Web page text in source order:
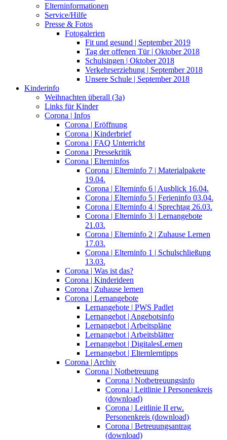
Elterninformationen
Service/Hilfe
Presse & Fotos
Fotogalerien
Fit und gesund | September 2019
Tag der offenen Tür | Oktober 2018
Schulsingen | Oktober 2018
Verkehrserziehung | September 2018
Unsere Schule | September 2018
Kinderinfo
Weihnachten überall (3a)
Links für Kinder
Corona | Infos
Corona | Eröffnung
Corona | Kinderbrief
Corona | FAQ Unterricht
Corona | Pressekritik
Corona | Elterninfos
Corona | Elterninfo 7 | Materialpakete
19.04.
Corona | Elterninfo 6 | Ausblick 16.04.
Corona | Elterninfo 5 | Ferieninfo 03.04.
Corona | Elterninfo 4 | Sprechtag 26.03.
Corona | Elterninfo 3 | Lernangebote
21.03.
Corona | Elterninfo 2 | Zuhause Lernen
17.03.
Corona | Elterninfo 1 | Schulschließung
13.03.
Corona | Was ist das?
Corona | Kinderideen
Corona | Zuhause lernen
Corona | Lernangebote
Lernangebote | PWS Padlet
Lernangebot | Angebotsinfo
Lernangebot | Arbeitspläne
Lernangebot | Arbeitsblätter
Lernangebot | DigitalesLernen
Lernangebot | Elternlerntipps
Corona | Archiv
Corona | Notbetreuung
Corona | Notbetreuungsinfo
Corona | Leitlinie I Personenkreis
(download)
Corona | Leitlinie II erw.
Personenkreis (download)
Corona | Betreuungsantrag
(download)